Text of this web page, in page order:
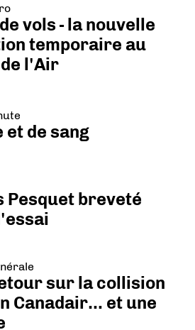
vols - la nouvelle
temporaire au
l'Air
et de sang
Pesquet breveté
sur la collision
Canadair… et une